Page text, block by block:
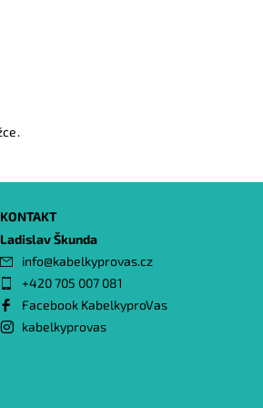
KONTAKT
Ladislav Škunda
info@kabelkyprovas.cz
+420 705 007 081
Facebook KabelkyproVas
kabelkyprovas